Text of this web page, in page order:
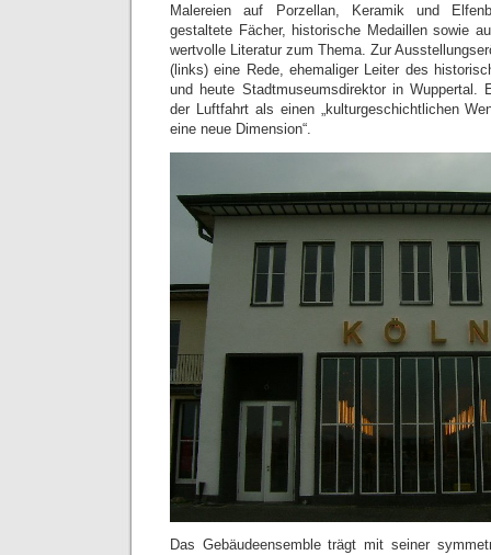
Malereien auf Porzellan, Keramik und
gestaltete Fächer, historische Medaillen sowie
wertvolle Literatur zum Thema. Zur
(links) eine Rede, ehemaliger Leiter des
und heute Stadtmuseumsdirektor in Wuppertal.
der Luftfahrt als einen „kulturgeschichtlichen
eine neue Dimension“.
Das Gebäudeensemble trägt mit seiner